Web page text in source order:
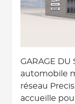
GARAGE
automobile
réseau
accueille